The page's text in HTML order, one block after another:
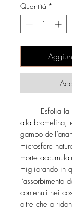
Quantità *
Esfolia la
alla bromelina,
gambo
microsfere
morte
migliorando in
l’assorbimento
contenuti nei
oltre che a